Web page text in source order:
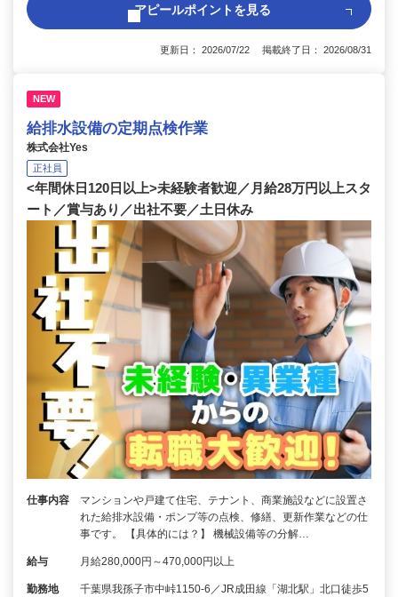
アピールポイントを見る
更新日： 2026/07/22 掲載終了日： 2026/08/31
NEW
給排水設備の定期点検作業
株式会社Yes
正社員
<年間休日120日以上>未経験者歓迎／月給28万円以上スタ
ート／賞与あり／出社不要／土日休み
仕事内容
マンションや戸建て住宅、テナント、商業施設などに設置さ
れた給排水設備・ポンプ等の点検、修繕、更新作業などの仕
事です。 【具体的には？】 機械設備等の分解…
給与 月給280,000円～470,000円以上
勤務地
千葉県我孫子市中峠1150-6／JR成田線「湖北駅」北口徒歩5